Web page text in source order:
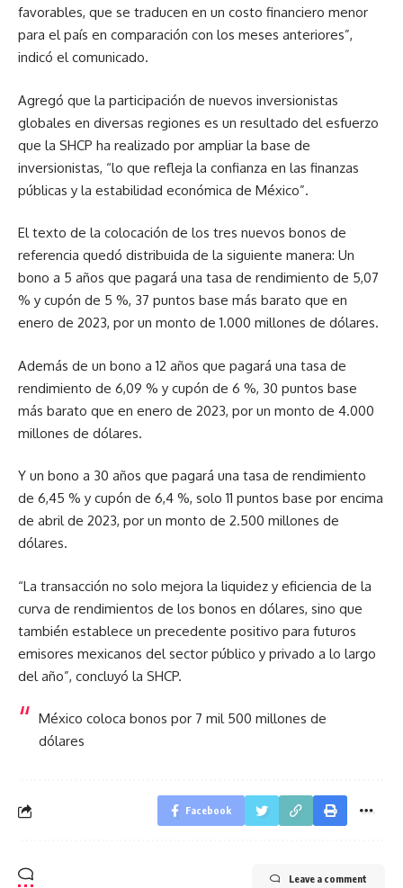
favorables, que se traducen en un costo financiero menor
para el país en comparación con los meses anteriores”,
indicó el comunicado.
Agregó que la participación de nuevos inversionistas
globales en diversas regiones es un resultado del esfuerzo
que la SHCP ha realizado por ampliar la base de
inversionistas, “lo que refleja la confianza en las finanzas
públicas y la estabilidad económica de México”.
El texto de la colocación de los tres nuevos bonos de
referencia quedó distribuida de la siguiente manera: Un
bono a 5 años que pagará una tasa de rendimiento de 5,07
% y cupón de 5 %, 37 puntos base más barato que en
enero de 2023, por un monto de 1.000 millones de dólares.
Además de un bono a 12 años que pagará una tasa de
rendimiento de 6,09 % y cupón de 6 %, 30 puntos base
más barato que en enero de 2023, por un monto de 4.000
millones de dólares.
Y un bono a 30 años que pagará una tasa de rendimiento
de 6,45 % y cupón de 6,4 %, solo 11 puntos base por encima
de abril de 2023, por un monto de 2.500 millones de
dólares.
“La transacción no solo mejora la liquidez y eficiencia de la
curva de rendimientos de los bonos en dólares, sino que
también establece un precedente positivo para futuros
emisores mexicanos del sector público y privado a lo largo
del año”, concluyó la SHCP.
México coloca bonos por 7 mil 500 millones de
dólares
Facebook
Leave a comment